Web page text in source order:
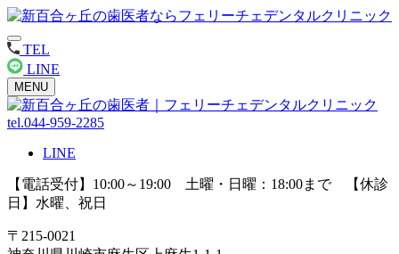
TEL
LINE
MENU
tel.044-959-2285
LINE
【電話受付】10:00～19:00 土曜・日曜：18:00まで 【休診
日】水曜、祝日
〒215-0021